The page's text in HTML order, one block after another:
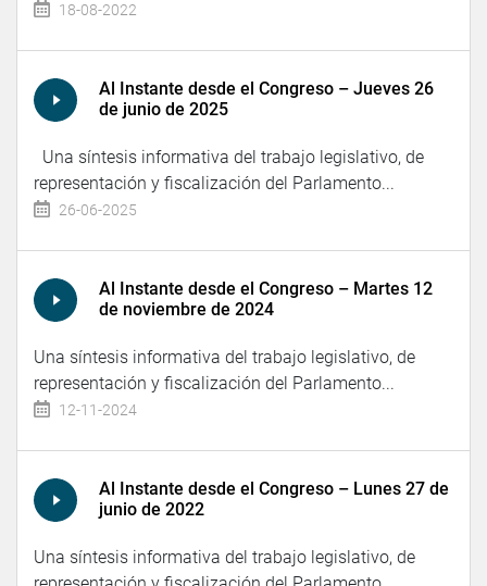
18-08-2022
Al Instante desde el Congreso – Jueves 26
de junio de 2025
Una síntesis informativa del trabajo legislativo, de
representación y fiscalización del Parlamento...
26-06-2025
Al Instante desde el Congreso – Martes 12
de noviembre de 2024
Una síntesis informativa del trabajo legislativo, de
representación y fiscalización del Parlamento...
12-11-2024
Al Instante desde el Congreso – Lunes 27 de
junio de 2022
Una síntesis informativa del trabajo legislativo, de